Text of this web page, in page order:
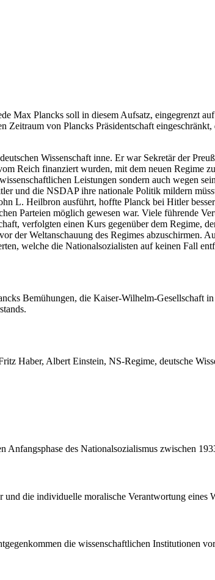
Max Plancks soll in diesem Aufsatz, eingegrenzt
von Plancks Präsidentschaft eingeschränkt,
Wissenschaft inne. Er war Sekretär der
Reich finanziert wurden, mit dem neuen Regime
Leistungen sondern auch wegen
und die NSDAP ihre nationale Politik mildern
L. Heilbron ausführt, hoffte Planck bei Hitler
Parteien möglich gewesen war. Viele führende
verfolgten einen Kurs gegenüber dem Regime,
der Weltanschauung des Regimes abzuschirmen.
welche die Nationalsozialisten auf keinen Fall
Bemühungen, die Kaiser-Wilhelm-Gesellschaft
Haber, Albert Einstein, NS-Regime, deutsche
des Nationalsozialismus zwischen
die individuelle moralische Verantwortung eines
die wissenschaftlichen Institutionen